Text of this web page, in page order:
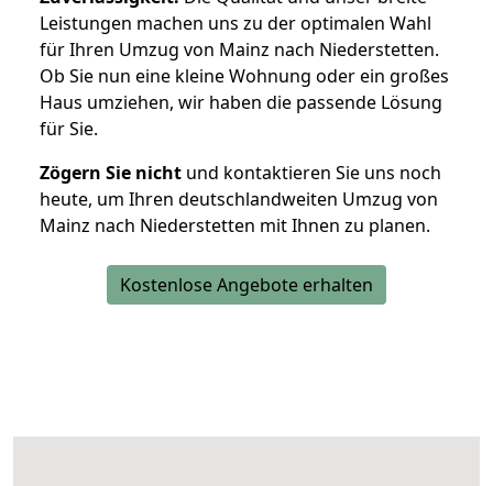
Leistungen machen uns zu der optimalen Wahl
für Ihren Umzug von Mainz nach Niederstetten.
Ob Sie nun eine kleine Wohnung oder ein großes
Haus umziehen, wir haben die passende Lösung
für Sie.
Zögern Sie nicht und kontaktieren Sie uns noch
heute, um Ihren deutschlandweiten Umzug von
Mainz nach Niederstetten mit Ihnen zu planen.
Kostenlose Angebote erhalten